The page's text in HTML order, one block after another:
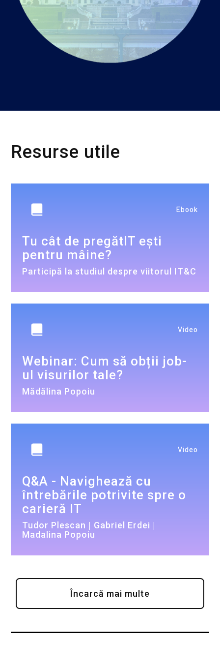
Resurse utile
Ebook
Tu cât de pregătIT ești
pentru mâine?
Participă la studiul despre viitorul IT&C
Video
Webinar: Cum să obții job-
ul visurilor tale?
Mădălina Popoiu
Video
Q&A - Navighează cu
întrebările potrivite spre o
carieră IT
Tudor Plescan | Gabriel Erdei |
Madalina Popoiu
Încarcă mai multe